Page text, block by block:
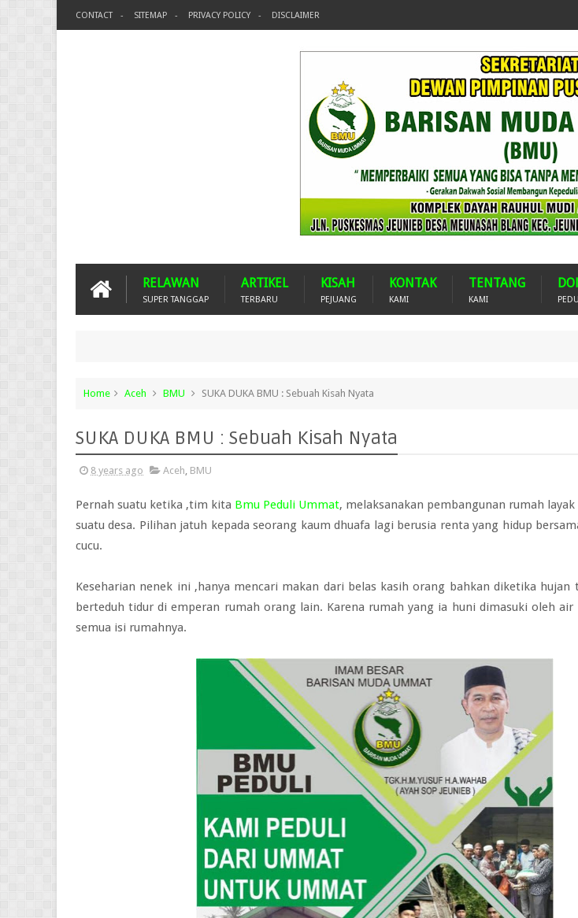
CONTACT SITEMAP PRIVACY POLICY DISCLAIMER
RELAWAN
SUPER TANGGAP
ARTIKEL
TERBARU
KISAH
PEJUANG
KONTAK
KAMI
TENTANG
KAMI
Home Aceh BMU SUKA DUKA BMU : Sebuah Kisah Nyata
SUKA DUKA BMU : Sebuah Kisah Nyata
8 years ago Aceh, BMU
Pernah suatu ketika ,tim kita Bmu Peduli Ummat, melaksanakan pembangunan rumah
suatu desa. Pilihan jatuh kepada seorang kaum dhuafa lagi berusia renta yang hidup
cucu.
Keseharian nenek ini ,hanya mencari makan dari belas kasih orang bahkan diketika hujan
berteduh tidur di emperan rumah orang lain. Karena rumah yang ia huni dimasuki oleh air
semua isi rumahnya.